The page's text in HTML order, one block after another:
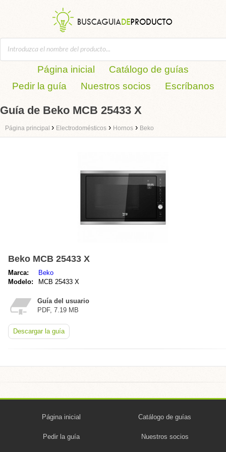
Página inicial
Catálogo de guías
Pedir la guía
Nuestros socios Escríbanos
Guía de Beko MCB 25433 X
Página principal › Electrodomésticos › Hornos › Beko
Beko MCB 25433 X
Marca:
Beko
Modelo:
MCB 25433 X
Guía del usuario
PDF, 7.19 MB
Descargar la guía
Página inicial Catálogo de guías
Pedir la guía Nuestros socios